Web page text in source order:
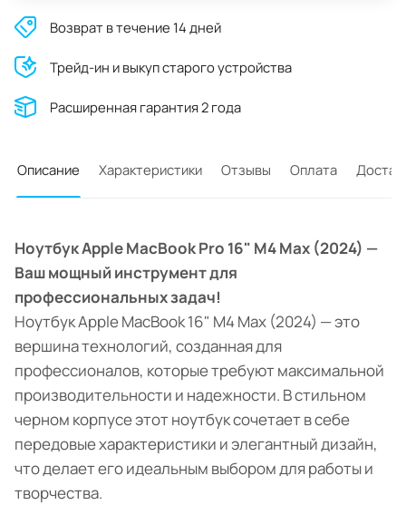
Возврат в течение 14 дней
Трейд-ин и выкуп старого устройства
Расширенная гарантия 2 года
Описание Характеристики Отзывы Оплата
Ноутбук Apple MacBook Pro 16" M4 Max (2024) —
Ваш мощный инструмент для
профессиональных задач!
Ноутбук Apple MacBook 16" M4 Max (2024) — это
вершина технологий, созданная для
профессионалов, которые требуют максимальной
производительности и надежности. В стильном
черном корпусе этот ноутбук сочетает в себе
передовые характеристики и элегантный дизайн,
что делает его идеальным выбором для работы и
творчества.